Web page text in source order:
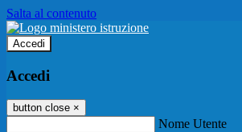
Salta al contenuto
Accedi
Accedi
button close ×
Nome Utente